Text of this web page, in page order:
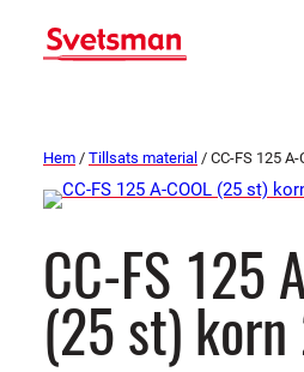
Hem / Tillsats material / CC-FS 125
CC-FS 125
(25 st)